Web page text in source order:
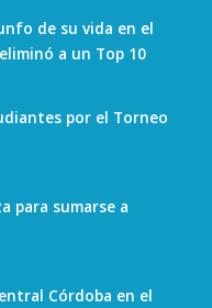
de su vida en el
a un Top 10
por el Torneo
para sumarse a
Córdoba en el